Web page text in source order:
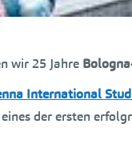
wir 25 Jahre
International
der ersten